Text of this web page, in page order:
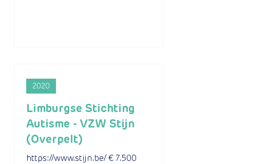
Limburgse Stichting
Autisme - VZW Stijn
(Overpelt)
https://www.stijn.be/ € 7.500
2020